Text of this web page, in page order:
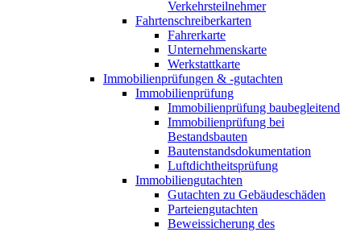
Verkehrsteilnehmer
Fahrtenschreiberkarten
Fahrerkarte
Unternehmenskarte
Werkstattkarte
Immobilienprüfungen & -gutachten
Immobilienprüfung
Immobilienprüfung baubegleitend
Immobilienprüfung bei
Bestandsbauten
Bautenstandsdokumentation
Luftdichtheitsprüfung
Immobiliengutachten
Gutachten zu Gebäudeschäden
Parteiengutachten
Beweissicherung des